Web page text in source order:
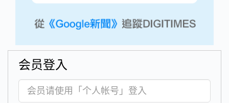
会员登入